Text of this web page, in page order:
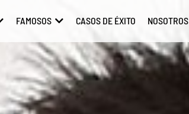
ARTISTAS
FAMOSOS ABRIR FAMOSOS
CASOS DE ÉXITO NOSOTROS